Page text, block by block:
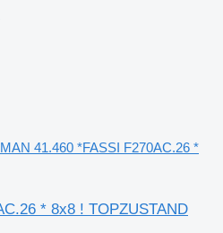
MAN 41.460 *FASSI F270AC.26 *
* 8x8 ! TOPZUSTAND